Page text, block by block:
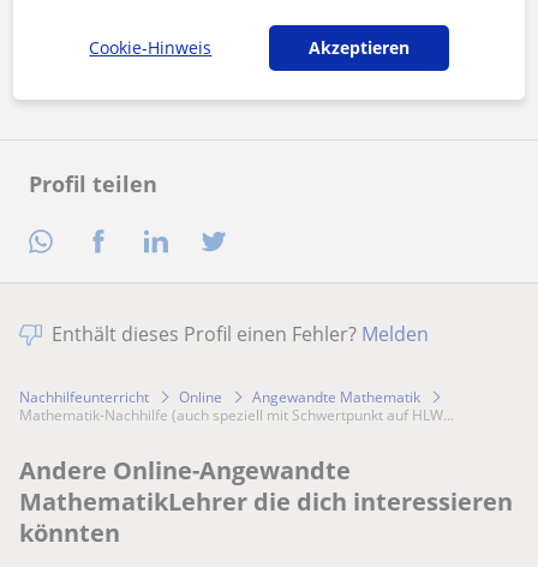
Profil teilen
Nachricht senden
Enthält dieses Profil einen Fehler? Melden
Nachhilfeunterricht Online
Angewandte Mathematik
Mathematik-Nachhilfe (auch speziell mit Schwertpunkt auf HLW...
Andere Online-Angewandte
MathematikLehrer die dich interessieren
könnten
Cookie-Hinweis Akzeptieren